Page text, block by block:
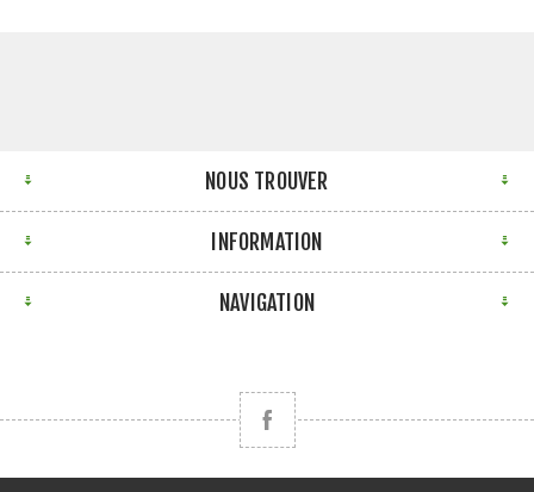
NOUS TROUVER
INFORMATION
NAVIGATION